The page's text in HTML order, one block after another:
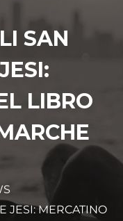
SAN
LIBRO
JESI: MERCATINO